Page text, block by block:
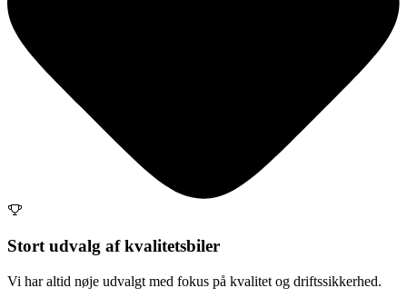
Stort udvalg af kvalitetsbiler
Vi har altid nøje udvalgt med fokus på kvalitet og driftssikkerhed.